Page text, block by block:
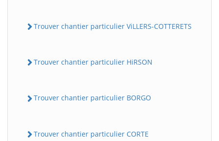
Trouver chantier particulier ViLLERS-COTTERETS
Trouver chantier particulier HiRSON
Trouver chantier particulier BORGO
Trouver chantier particulier CORTE